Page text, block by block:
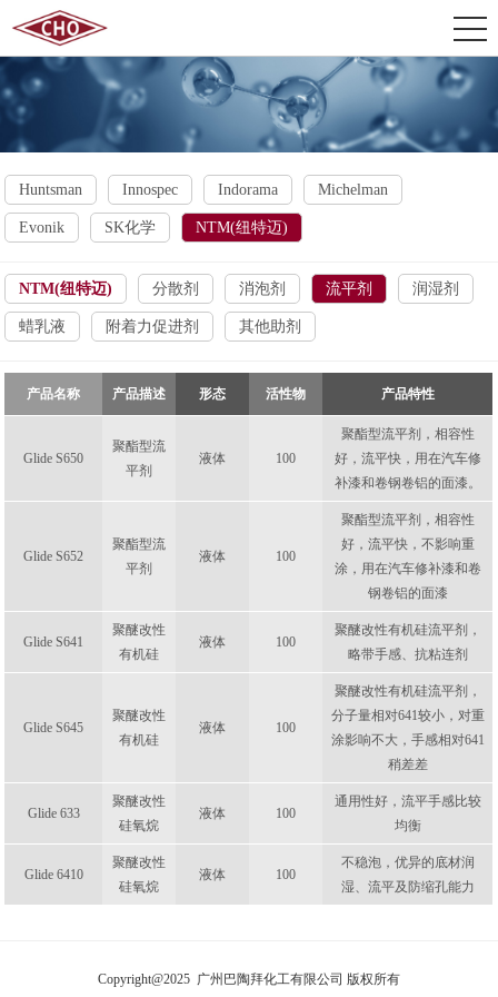
Huntsman Innospec Indorama Michelman
Evonik SK化学 NTM(纽特迈)
NTM(纽特迈) 分散剂 消泡剂 流平剂 润湿剂
蜡乳液 附着力促进剂 其他助剂
产品名称 产品描述 形态 活性物 产品特性
Glide S650
聚酯型流
平剂
液体 100
聚酯型流平剂，相容性
好，流平快，用在汽车修
补漆和卷钢卷铝的面漆。
Glide S652
聚酯型流
平剂
液体 100
聚酯型流平剂，相容性
好，流平快，不影响重
涂，用在汽车修补漆和卷
钢卷铝的面漆
Glide S641
聚醚改性
有机硅
液体 100
聚醚改性有机硅流平剂，
略带手感、抗粘连剂
Glide S645
聚醚改性
有机硅
液体 100
聚醚改性有机硅流平剂，
分子量相对641较小，对重
涂影响不大，手感相对641
稍差差
Glide 633
聚醚改性
硅氧烷
液体 100
通用性好，流平手感比较
均衡
Glide 6410
聚醚改性
硅氧烷
液体 100
不稳泡，优异的底材润
湿、流平及防缩孔能力
Copyright@2025 广州巴陶拜化工有限公司 版权所有